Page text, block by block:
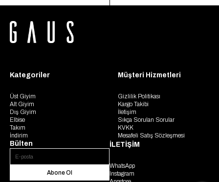
Kategoriler
Üst Giyim
Alt Giyim
Dış Giyim
Elbise
Takım
İndirim
Müşteri Hizmetleri
Gizlilik Politikası
Kargo Takibi
İletişim
Sıkça Sorulan Sorular
KVKK
Mesafeli Satış Sözleşmesi
Bülten
Abone Ol
İLETİŞİM
WhatsApp
Instagram